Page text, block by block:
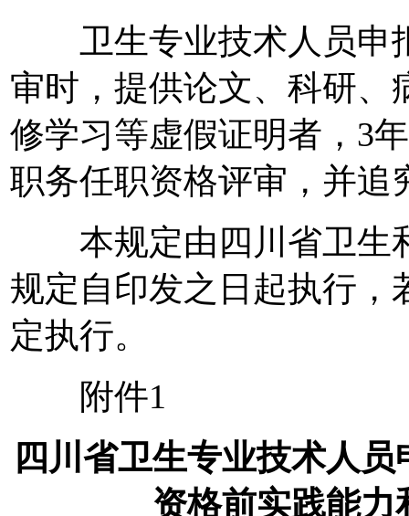
卫生专业技术人员申
审时，提供论文、科研、
修学习等虚假证明者，3
职务任职资格评审，并追
本规定由四川省卫生
规定自印发之日起执行，
定执行。
附件1
四川省卫生专业技术人
资格前实践能力